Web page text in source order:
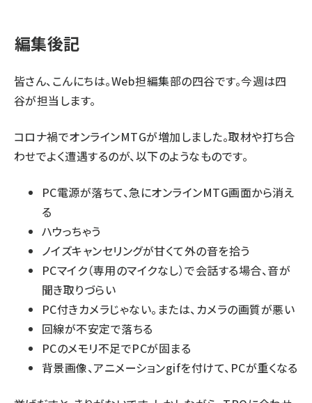
編集後記
皆さん、こんにちは。Web担編集部の四谷です。今週は四
谷が担当します。
コロナ禍でオンラインMTGが増加しました。取材や打ち合
わせでよく遭遇するのが、以下のようなものです。
PC電源が落ちて、急にオンラインMTG画面から消え
る
ハウっちゃう
ノイズキャンセリングが甘くて外の音を拾う
PCマイク（専用のマイクなし）で会話する場合、音が
聞き取りづらい
PC付きカメラじゃない。または、カメラの画質が悪い
回線が不安定で落ちる
PCのメモリ不足でPCが固まる
背景画像、アニメーションgifを付けて、PCが重くなる